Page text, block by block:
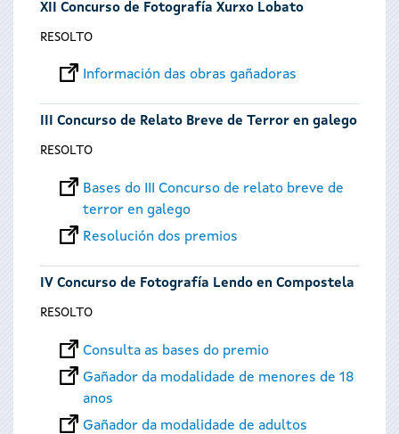
XII Concurso de Fotografía Xurxo Lobato
RESOLTO
Información das obras gañadoras
III Concurso de Relato Breve de Terror en galego
RESOLTO
Bases do III Concurso de relato breve de
terror en galego
Resolución dos premios
IV Concurso de Fotografía Lendo en Compostela
RESOLTO
Consulta as bases do premio
Gañador da modalidade de menores de 18
anos
Gañador da modalidade de adultos